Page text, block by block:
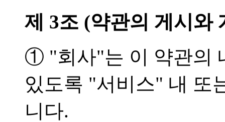
제 3조 (약관의 게시와
① "회사"는 이 약관의
있도록 "서비스" 내 또
니다.